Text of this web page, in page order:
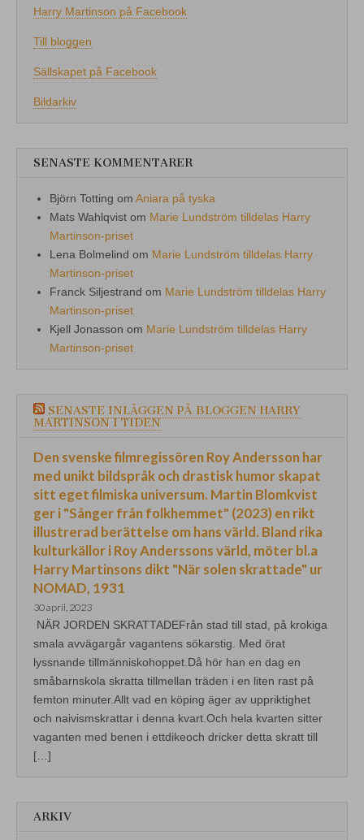
Harry Martinson på Facebook
Till bloggen
Sällskapet på Facebook
Bildarkiv
SENASTE KOMMENTARER
Björn Totting om Aniara på tyska
Mats Wahlqvist om Marie Lundström tilldelas Harry
Martinson-priset
Lena Bolmelind om Marie Lundström tilldelas Harry
Martinson-priset
Franck Siljestrand om Marie Lundström tilldelas Harry
Martinson-priset
Kjell Jonasson om Marie Lundström tilldelas Harry
Martinson-priset
SENASTE INLÄGGEN PÅ BLOGGEN HARRY
MARTINSON I TIDEN
Den svenske filmregissören Roy Andersson har
med unikt bildspråk och drastisk humor skapat
sitt eget filmiska universum. Martin Blomkvist
ger i "Sånger från folkhemmet" (2023) en rikt
illustrerad berättelse om hans värld. Bland rika
kulturkällor i Roy Anderssons värld, möter bl.a
Harry Martinsons dikt "När solen skrattade" ur
NOMAD, 1931
30 april, 2023
NÄR JORDEN SKRATTADEFrån stad till stad, på krokiga
smala avvägargår vagantens sökarstig. Med örat
lyssnande tillmänniskohoppet.Då hör han en dag en
småbarnskola skratta tillmellan träden i en liten rast på
femton minuter.Allt vad en köping äger av uppriktighet
och naivismskrattar i denna kvart.Och hela kvarten sitter
vaganten med benen i ettdikeoch dricker detta skratt till
[…]
ARKIV